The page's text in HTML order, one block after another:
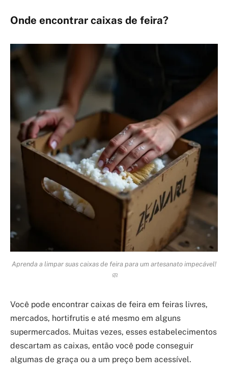
Onde encontrar caixas de feira?
Aprenda a limpar suas caixas de feira para um artesanato impecável!
🧼
Você pode encontrar caixas de feira em feiras livres,
mercados, hortifrutis e até mesmo em alguns
supermercados. Muitas vezes, esses estabelecimentos
descartam as caixas, então você pode conseguir
algumas de graça ou a um preço bem acessível.